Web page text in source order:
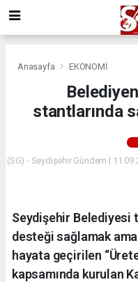
Anasayfa EKONOMİ
stantlarında
(SG) - Seydişehir Gündem |
Seydişehir Belediyesi
desteği sağlamak
hayata geçirilen
kapsamında kurulan